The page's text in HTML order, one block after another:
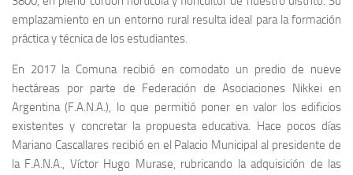
emplazamiento en un entorno rural resulta ideal para la formación
práctica y técnica de los estudiantes.
En 2017 la Comuna recibió en comodato un predio de nueve
hectáreas por parte de Federación de Asociaciones Nikkei en
Argentina (F.A.N.A.), lo que permitió poner en valor los edificios
existentes y concretar la propuesta educativa. Hace pocos días
Mariano Cascallares recibió en el Palacio Municipal al presidente de
la F.A.N.A., Víctor Hugo Murase, rubricando la adquisición de las